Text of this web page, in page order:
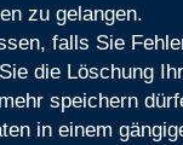
zu gelangen.
falls Sie
die Löschung
speichern
in einem